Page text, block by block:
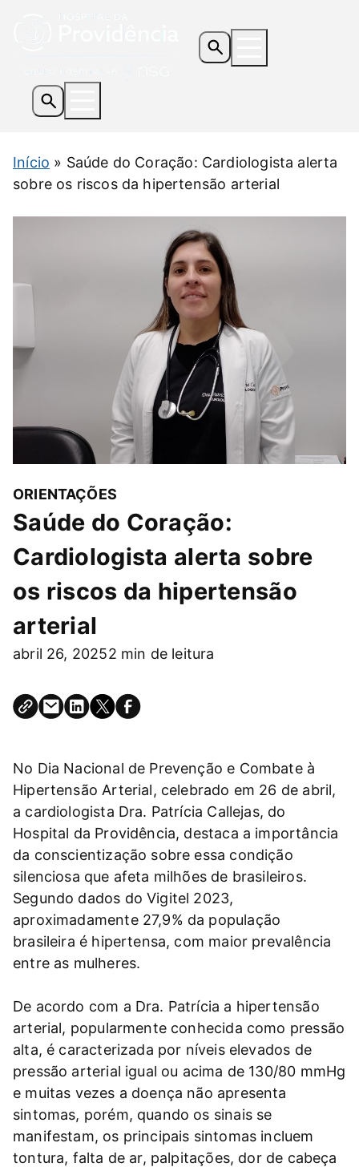
Serviços e Especialidades
Informações Úteis
Doe Agora
Início » Saúde do Coração: Cardiologista alerta
sobre os riscos da hipertensão arterial
ORIENTAÇÕES
Saúde do Coração:
Cardiologista alerta sobre
os riscos da hipertensão
arterial
abril 26, 20252 min de leitura
No Dia Nacional de Prevenção e Combate à
Hipertensão Arterial, celebrado em 26 de abril,
a cardiologista Dra. Patrícia Callejas, do
Hospital da Providência, destaca a importância
da conscientização sobre essa condição
silenciosa que afeta milhões de brasileiros.
Segundo dados do Vigitel 2023,
aproximadamente 27,9% da população
brasileira é hipertensa, com maior prevalência
entre as mulheres.
De acordo com a Dra. Patrícia a hipertensão
arterial, popularmente conhecida como pressão
alta, é caracterizada por níveis elevados de
pressão arterial igual ou acima de 130/80 mmHg
e muitas vezes a doença não apresenta
sintomas, porém, quando os sinais se
manifestam, os principais sintomas incluem
tontura, falta de ar, palpitações, dor de cabeça